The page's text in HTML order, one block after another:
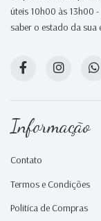
úteis 10h00 às 13h00
saber o estado da sua
Informação
Contato
Termos e Condições
Politica de Compras